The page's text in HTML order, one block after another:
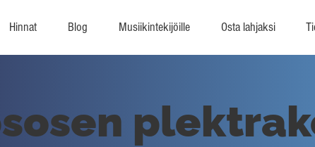
Hinnat Blog Musiikintekijöille Osta lahjaksi